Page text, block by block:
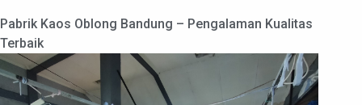
Pabrik Kaos Oblong Bandung – Pengalaman Kualitas
Terbaik